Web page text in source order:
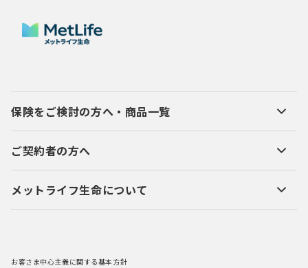
保険をご検討の方へ・商品一覧
ご契約者の方へ
メットライフ生命について
お客さま中心主義に関する基本方針